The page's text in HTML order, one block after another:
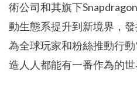
術公司和其旗下
動生態系提升到新境界，
為全球玩家和粉絲推動行
造人人都能有一番作為的世